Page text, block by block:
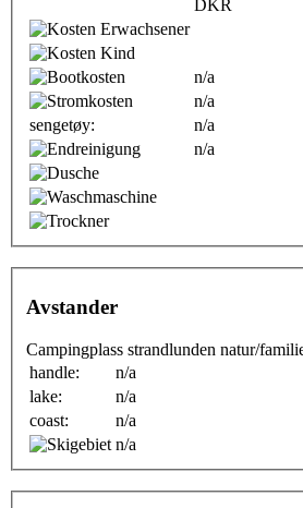
DKR
n/a
n/a
sengetøy:
n/a
n/a
Avstander
Campingplass strandlunden natur/
handle:
n/a
lake:
n/a
coast:
n/a
n/a